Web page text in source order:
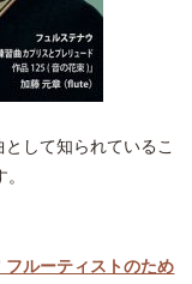
して知られているこ
ルーティストのため